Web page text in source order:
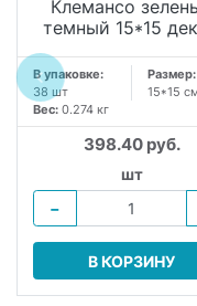
Клемансо
темный 15*15
В упаковке:
38 шт
Размер:
15*15
Вес: 0.274 кг
398.40 руб.
шт
−
В КОРЗИНУ